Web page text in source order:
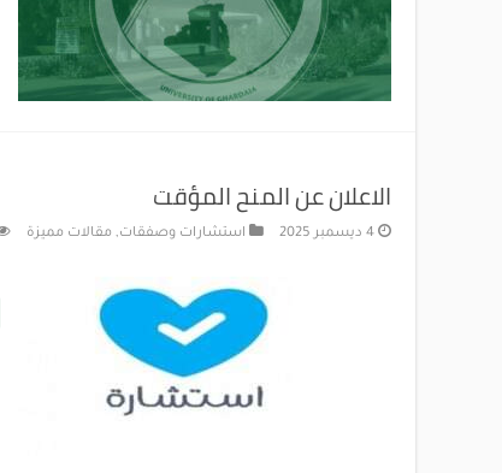
الاعلان عن المنح المؤقت
4 ديسمبر 2025 استشارات وصفقات, مقالات مميزة